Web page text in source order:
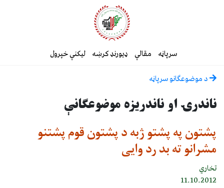
سرپاڼه مقالې ډیورنډ کرښه لیکنې خپرول
د موضوعګانو سرپاڼه
ناندرۍ او ناندریزه موضوعګانې
پشتون په پشتو ژبه د پشتون قوم پشتنو
مشرانو ته بد رد وایی
تخاري
11.10.2012